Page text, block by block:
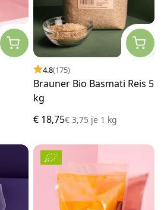
4.8(175)
Brauner Bio Basmati Reis 5
kg
€ 18,75€ 3,75 je 1 kg